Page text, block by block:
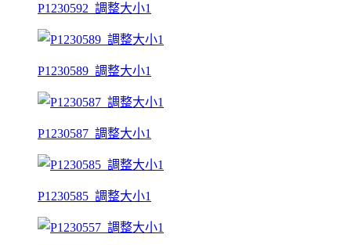
P1230592_調整大小1
P1230589_調整大小1
P1230587_調整大小1
P1230585_調整大小1